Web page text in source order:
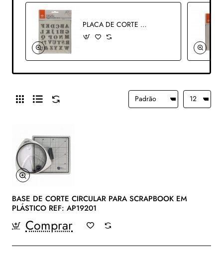
PLACA DE CORTE EM METAL REF: 861-032-015
BASE DE CORTE CIRCULAR PARA SCRAPBOOK EM
PLÁSTICO REF: AP19201
Comprar